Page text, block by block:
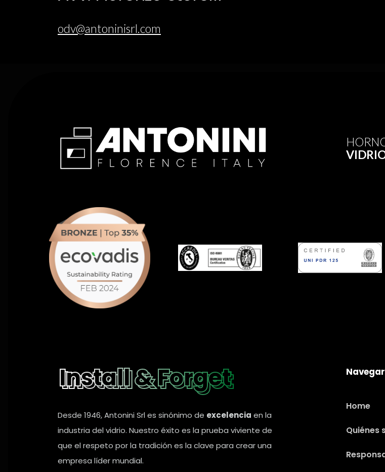
odv@antoninisrl.com
Install & Forget
Install & Forget
Desde 1946, Antonini Srl es sinónimo de excelencia en la
industria del vidrio. Nuestro éxito es la prueba viviente de
que el respeto por la tradición es la clave para crear una
empresa líder mundial.
Navegar
Home
Quiénes